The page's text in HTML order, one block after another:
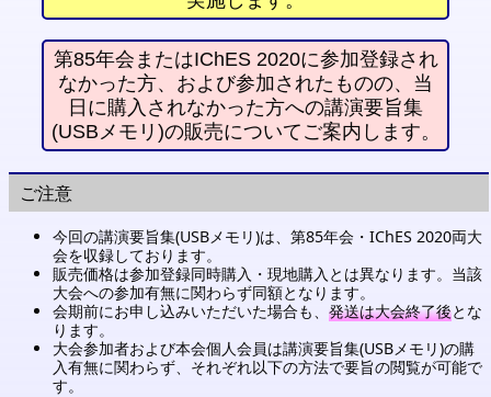
第85年会またはIChES 2020に参加登録され
なかった方、および参加されたものの、当
日に購入されなかった方への講演要旨集
(USBメモリ)の販売についてご案内します。
ご注意
今回の講演要旨集(USBメモリ)は、第85年会・IChES 2020両大
会を収録しております。
販売価格は参加登録同時購入・現地購入とは異なります。当該
大会への参加有無に関わらず同額となります。
会期前にお申し込みいただいた場合も、 発送は大会終了後とな
ります。
大会参加者および本会個人会員は講演要旨集(USBメモリ)の購
入有無に関わらず、それぞれ以下の方法で要旨の閲覧が可能で
す。